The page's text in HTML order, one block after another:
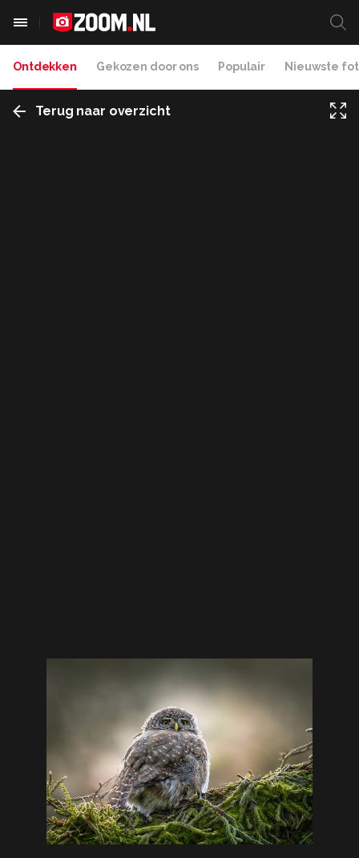
Ontdekken Gekozen door ons Populair Nieuwste
Terug naar overzicht